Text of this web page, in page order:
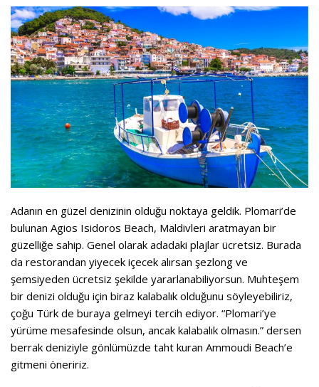
Adanın en güzel denizinin olduğu noktaya geldik. Plomari’de
bulunan Agios Isidoros Beach, Maldivleri aratmayan bir
güzelliğe sahip. Genel olarak adadaki plajlar ücretsiz. Burada
da restorandan yiyecek içecek alırsan şezlong ve
şemsiyeden ücretsiz şekilde yararlanabiliyorsun. Muhteşem
bir denizi olduğu için biraz kalabalık olduğunu söyleyebiliriz,
çoğu Türk de buraya gelmeyi tercih ediyor. “Plomari’ye
yürüme mesafesinde olsun, ancak kalabalık olmasın.” dersen
berrak deniziyle gönlümüzde taht kuran Ammoudi Beach’e
gitmeni öneririz.